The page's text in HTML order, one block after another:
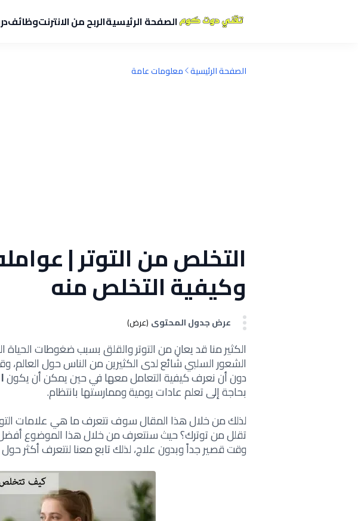
الصفحة الرئيسيةالربح من الانترنتوظائف
الصفحة الرئيسية معلومات عامة
التخلص من التوتر |
وكيفية التخلص منه
عرض جدول المحتوى (عرض)
الكثير منا قد يعانِ من التوتر والقلق بسبب ضغوطات الحياة
الشعور السلبي شائع لدى الكثيرين من الناس حول العالم،
دون أن نعرف كيفية التعامل معها في حين يمكن أن يكون
بحاجة إلى تعلم عادات يومية وممارستها بانتظام.
لذلك من خلال هذا المقال سوف نتعرف ما هي علامات
تقلل من توترك؟ حيث سنتعرف من خلال هذا الموضوع أفضل
وقت قصير جداً وبدون علاج، لذلك تابع معنا لنتعرف أكثر